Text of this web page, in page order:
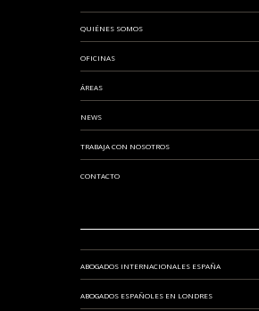
QUIÉNES SOMOS
OFICINAS
ÁREAS
NEWS
TRABAJA CON NOSOTROS
CONTACTO
ABOGADOS INTERNACIONALES ESPAÑA
ABOGADOS ESPAÑOLES EN LONDRES